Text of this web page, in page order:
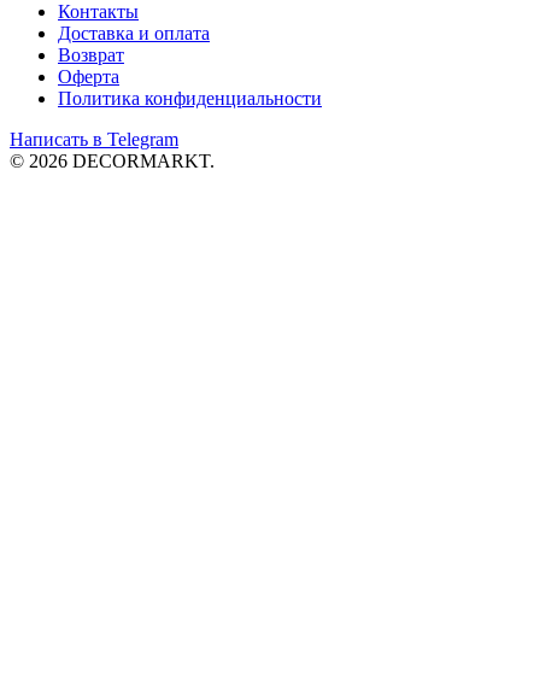
Контакты
Доставка и оплата
Возврат
Оферта
Политика конфиденциальности
Написать в Telegram
© 2026 DECORMARKT.